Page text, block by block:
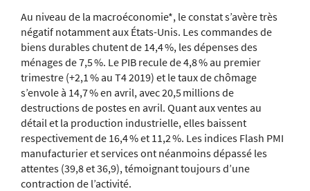
Au niveau de la macroéconomie*, le constat s’avère très
négatif notamment aux États-Unis. Les commandes de
biens durables chutent de 14,4 %, les dépenses des
ménages de 7,5 %. Le PIB recule de 4,8 % au premier
trimestre (+2,1 % au T4 2019) et le taux de chômage
s’envole à 14,7 % en avril, avec 20,5 millions de
destructions de postes en avril. Quant aux ventes au
détail et la production industrielle, elles baissent
respectivement de 16,4 % et 11,2 %. Les indices Flash PMI
manufacturier et services ont néanmoins dépassé les
attentes (39,8 et 36,9), témoignant toujours d’une
contraction de l’activité.